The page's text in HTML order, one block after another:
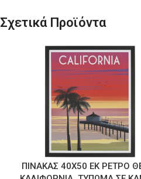
Σχετικά Προϊόντα
ΠΙΝΑΚΑΣ 40Χ50 ΕΚ ΡΕΤΡΟ